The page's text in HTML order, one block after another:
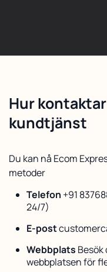
Hur
kundtjänst
Du kan nå Ecom
metoder
Telefon +91
24/7)
E-post
Webbplats Besök
webbplatsen för